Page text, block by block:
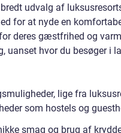
udvalg af
for at nyde en
deres gæstfrihed og
uanset hvor du besøger i
lige fra
som hostels og
smag og brug af